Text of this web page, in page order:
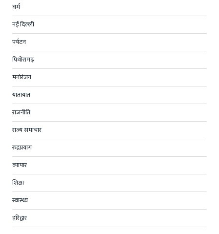
धर्म
नई दिल्ली
पर्यटन
पिथोरागढ़
मनोरंजन
यातायात
राजनीति
राज्य समाचार
रुद्रप्रयाग
व्यापार
शिक्षा
स्वास्थ्य
हरिद्वार